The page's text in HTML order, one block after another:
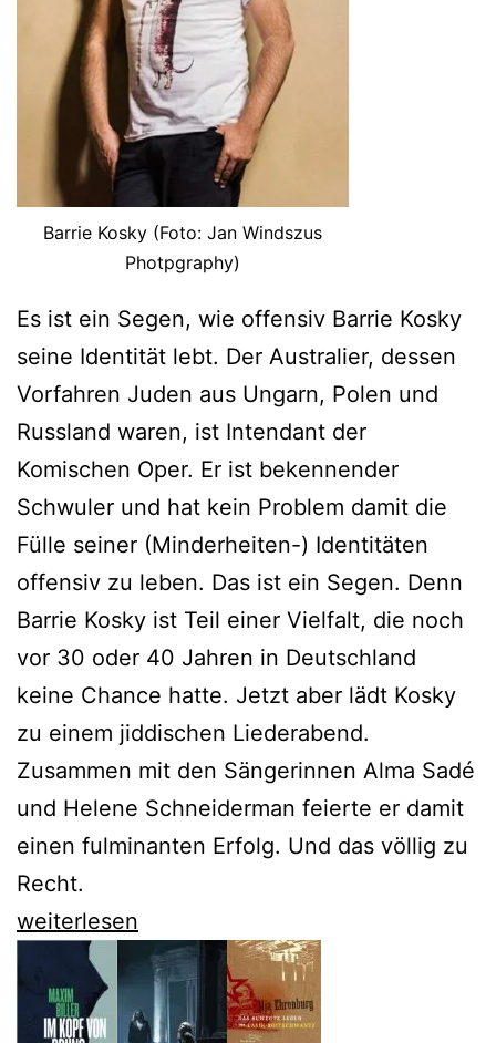
Barrie Kosky (Foto: Jan Windszus
Photpgraphy)
Es ist ein Segen, wie offensiv Barrie Kosky
seine Identität lebt. Der Australier, dessen
Vorfahren Juden aus Ungarn, Polen und
Russland waren, ist Intendant der
Komischen Oper. Er ist bekennender
Schwuler und hat kein Problem damit die
Fülle seiner (Minderheiten-) Identitäten
offensiv zu leben. Das ist ein Segen. Denn
Barrie Kosky ist Teil einer Vielfalt, die noch
vor 30 oder 40 Jahren in Deutschland
keine Chance hatte. Jetzt aber lädt Kosky
zu einem jiddischen Liederabend.
Zusammen mit den Sängerinnen Alma Sadé
und Helene Schneiderman feierte er damit
einen fulminanten Erfolg. Und das völlig zu
Recht.
Barrie
feiert
die
weiterlesen